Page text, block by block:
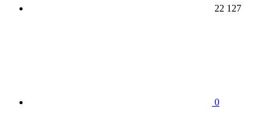
22 127
0